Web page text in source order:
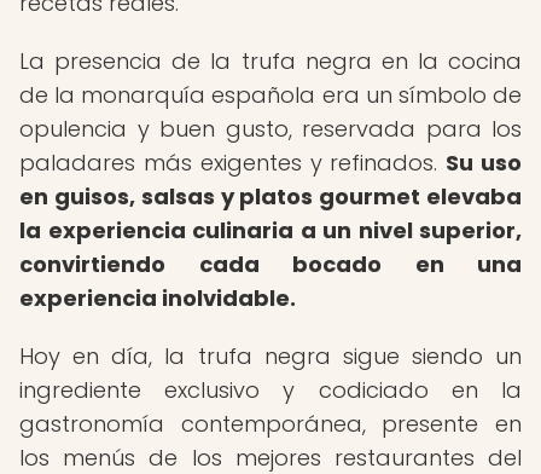
La presencia de la trufa negra en la cocina
de la monarquía española era un símbolo de
opulencia y buen gusto, reservada para los
paladares más exigentes y refinados. Su uso
en guisos, salsas y platos gourmet elevaba
la experiencia culinaria a un nivel superior,
convirtiendo cada bocado en una
experiencia inolvidable.
Hoy en día, la trufa negra sigue siendo un
ingrediente exclusivo y codiciado en la
gastronomía contemporánea, presente en
los menús de los mejores restaurantes del